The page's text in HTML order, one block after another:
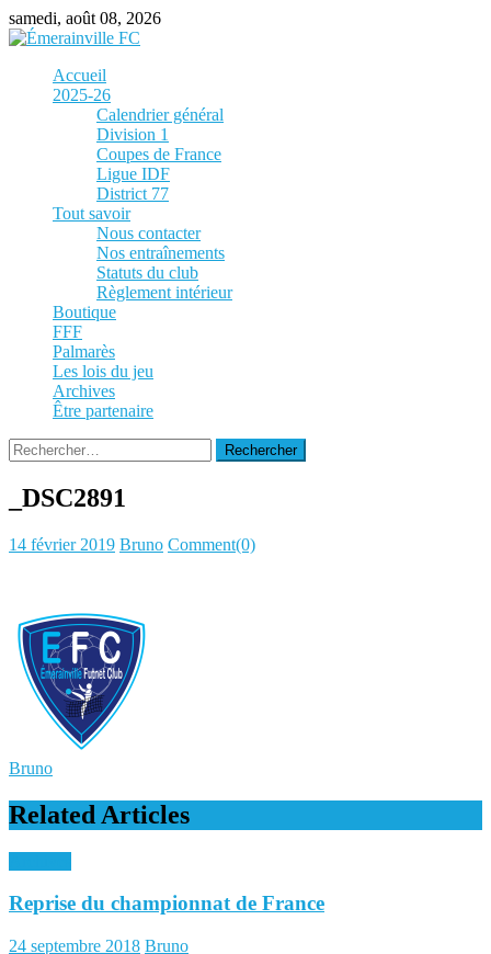
Skip
to
samedi, août 08, 2026
Accueil
2025-26
Calendrier général
Division 1
Coupes de France
Ligue IDF
District 77
Tout savoir
Nous contacter
Nos entraînements
Statuts du club
Règlement intérieur
Boutique
FFF
Palmarès
Les lois du jeu
Archives
Être partenaire
Rechercher :
_DSC2891
Posted
14 février 2019 Author
Bruno Comment(0)
Bruno
Related Articles
Reprise du championnat de France
Posted
24 septembre 2018 Author
Bruno